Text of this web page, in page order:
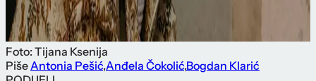
Foto: Tijana Ksenija
PišeAntonia Pešić,Anđela Čokolić,Bogdan Klarić